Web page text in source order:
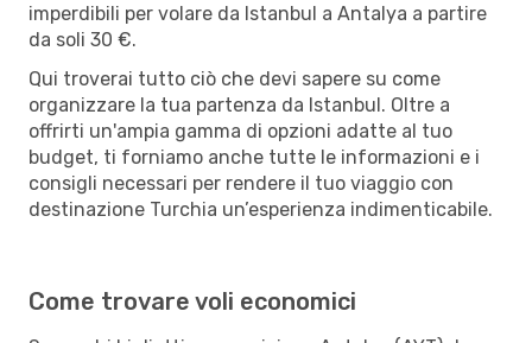
imperdibili per volare da Istanbul a Antalya a partire
da soli 30 €.
Qui troverai tutto ciò che devi sapere su come
organizzare la tua partenza da Istanbul. Oltre a
offrirti un'ampia gamma di opzioni adatte al tuo
budget, ti forniamo anche tutte le informazioni e i
consigli necessari per rendere il tuo viaggio con
destinazione Turchia un’esperienza indimenticabile.
Come trovare voli economici